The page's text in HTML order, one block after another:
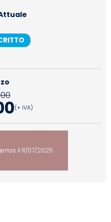
(+ IVA)
il 11/07/2025